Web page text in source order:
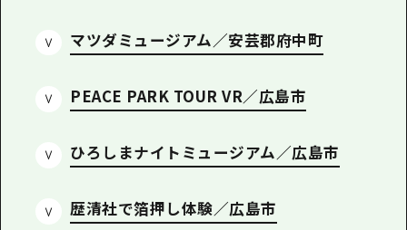
癒し
日帰り
半日
2泊3日
広島おもてなしパス
HIROSHIMA FREE Wi-Fi
広島県を訪れる外国人旅行者向け情報一
マツダミュージアム／安芸郡府中町
PEACE PARK TOUR VR／広島市
ひろしまナイトミュージアム／広島市
歴清社で箔押し体験／広島市